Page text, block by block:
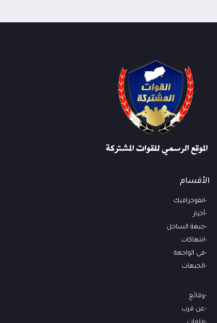
الأقسام
انفوجرافيك
أخبار
جبهة الساحل
انتهاكات
في الواجهة
الجبهات
وقائع
عن قرب